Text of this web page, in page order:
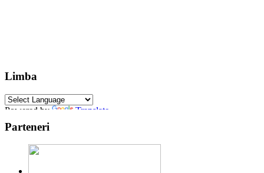
Limba
Powered by Translate
Parteneri